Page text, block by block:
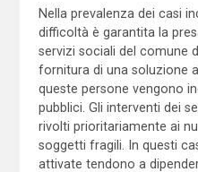
Nella prevalenza dei casi
difficoltà è garantita la
servizi sociali del comune
fornitura di una soluzione
queste persone vengono
pubblici. Gli interventi dei
rivolti prioritariamente ai
soggetti fragili. In questi
attivate tendono a